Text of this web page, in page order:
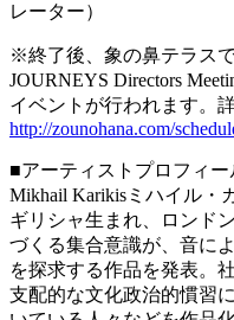
レーター）
※終了後、象の鼻テラス
JOURNEYS Directors
イベントが行われます。
http://zounohana.com/
■アーティストプロフィー
Mikhail Karikisミハイル・
ギリシャ生まれ、ロンド
づくる集合意識が、音に
を探求する作品を発表。
支配的な文化政治的慣習